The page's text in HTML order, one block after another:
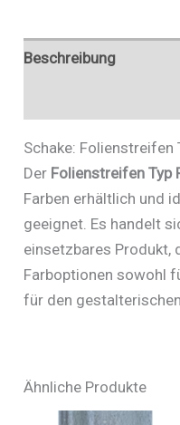
Beschreibung
Schake: Folienstreifen
Der Folienstreifen Typ
Farben erhältlich und
geeignet. Es handelt
einsetzbares Produkt,
Farboptionen sowohl
für den
Ähnliche Produkte